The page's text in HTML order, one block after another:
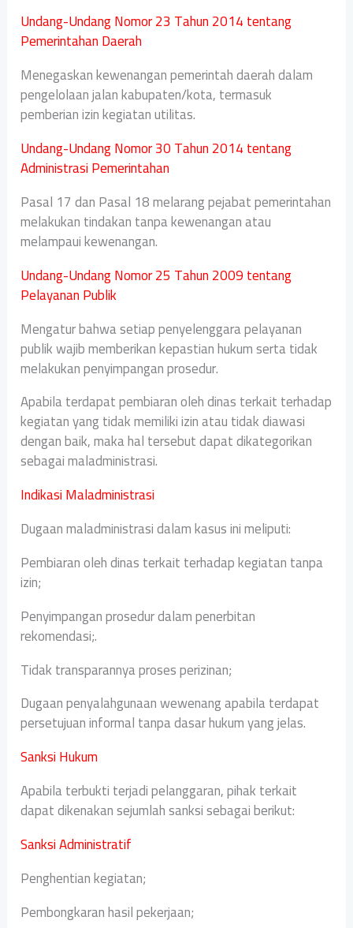
Undang-Undang Nomor 23 Tahun 2014 tentang
Pemerintahan Daerah
Menegaskan kewenangan pemerintah daerah dalam
pengelolaan jalan kabupaten/kota, termasuk
pemberian izin kegiatan utilitas.
Undang-Undang Nomor 30 Tahun 2014 tentang
Administrasi Pemerintahan
Pasal 17 dan Pasal 18 melarang pejabat pemerintahan
melakukan tindakan tanpa kewenangan atau
melampaui kewenangan.
Undang-Undang Nomor 25 Tahun 2009 tentang
Pelayanan Publik
Mengatur bahwa setiap penyelenggara pelayanan
publik wajib memberikan kepastian hukum serta tidak
melakukan penyimpangan prosedur.
Apabila terdapat pembiaran oleh dinas terkait terhadap
kegiatan yang tidak memiliki izin atau tidak diawasi
dengan baik, maka hal tersebut dapat dikategorikan
sebagai maladministrasi.
Indikasi Maladministrasi
Dugaan maladministrasi dalam kasus ini meliputi:
Pembiaran oleh dinas terkait terhadap kegiatan tanpa
izin;
Penyimpangan prosedur dalam penerbitan
rekomendasi;.
Tidak transparannya proses perizinan;
Dugaan penyalahgunaan wewenang apabila terdapat
persetujuan informal tanpa dasar hukum yang jelas.
Sanksi Hukum
Apabila terbukti terjadi pelanggaran, pihak terkait
dapat dikenakan sejumlah sanksi sebagai berikut:
Sanksi Administratif
Penghentian kegiatan;
Pembongkaran hasil pekerjaan;